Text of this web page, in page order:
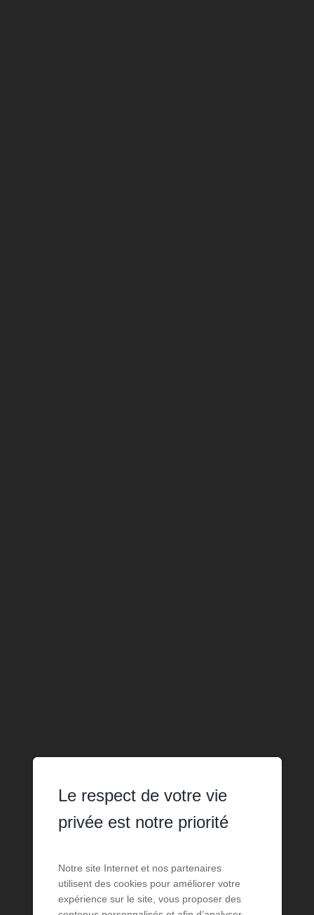
Le respect de votre vie
privée est notre priorité
Notre site Internet et nos partenaires
utilisent des cookies pour améliorer votre
expérience sur le site, vous proposer des